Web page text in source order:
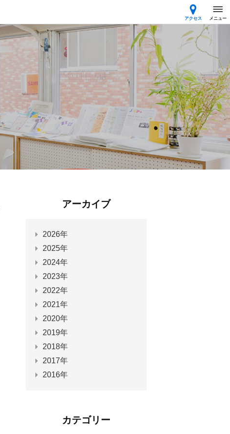
アクセス メニュー
アーカイブ
2026年
2025年
2024年
2023年
2022年
2021年
2020年
2019年
2018年
2017年
2016年
カテゴリー